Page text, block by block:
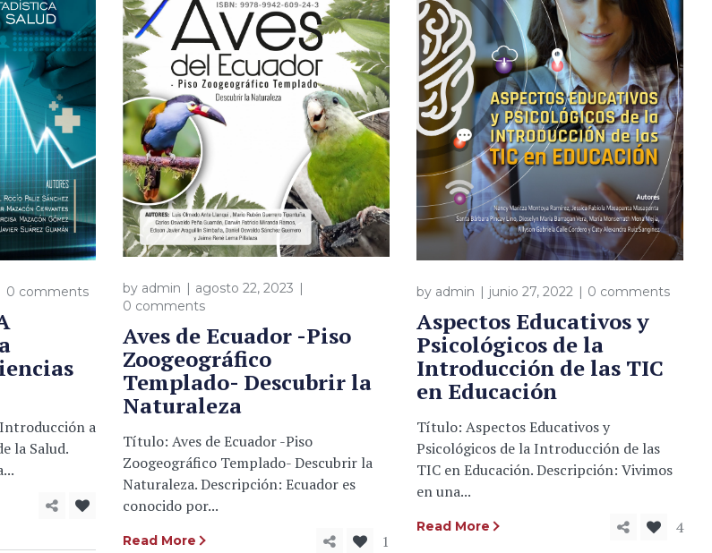
0 comments
a
la Salud.
by admin
agosto 22, 2023
0 comments
Aves de Ecuador -Piso
Zoogeográfico
Templado- Descubrir la
Naturaleza
Título: Aves de Ecuador -Piso
Zoogeográfico Templado- Descubrir la
Naturaleza. Descripción: Ecuador es
conocido por...
Read More 1
by admin junio 27, 2022 0 comments
Aspectos Educativos y
Psicológicos de la
Introducción de las TIC
en Educación
Título: Aspectos Educativos y
Psicológicos de la Introducción de las
TIC en Educación. Descripción: Vivimos
en una...
Read More 4